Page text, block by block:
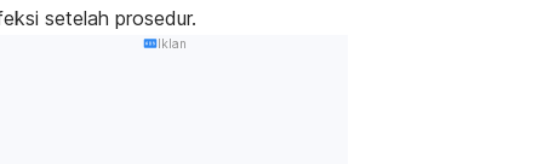
setelah prosedur.
Iklan